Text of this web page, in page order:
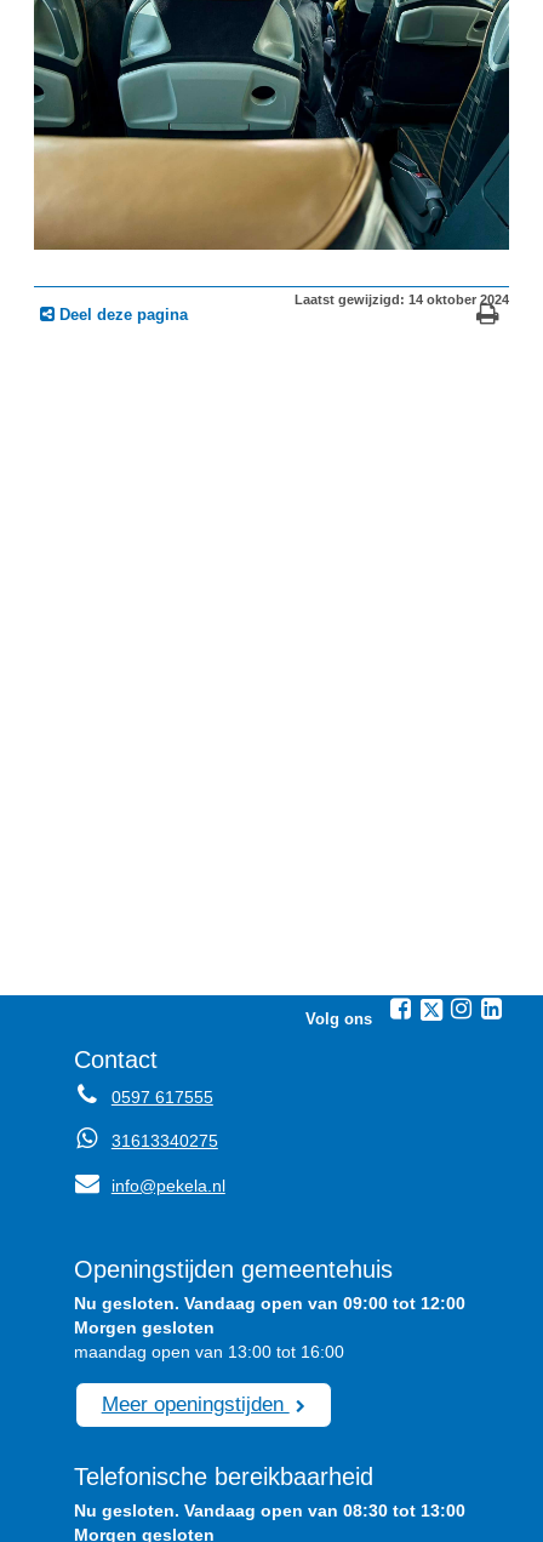
Deel deze pagina
Laatst gewijzigd: 14 oktober 2024
Volg ons
Contact
0597 617555
31613340275
info@pekela.nl
Openingstijden gemeentehuis
Nu gesloten. Vandaag open van 09:00 tot 12:00
Morgen gesloten
maandag open van 13:00 tot 16:00
Meer openingstijden
Telefonische bereikbaarheid
Nu gesloten. Vandaag open van 08:30 tot 13:00
Morgen gesloten